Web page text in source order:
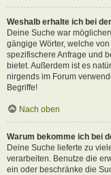
Weshalb erhalte ich bei
Deine Suche war
gängige Wörter, welche
spezifischere Anfrage und
bietet. Außerdem ist es
nirgends im Forum
Begriffe!
Nach oben
Warum bekomme ich bei
Deine Suche lieferte zu
verarbeiten. Benutze die
ein oder beschränke die